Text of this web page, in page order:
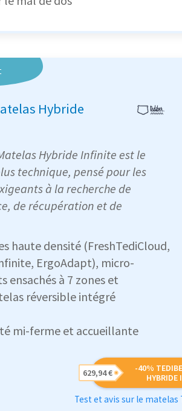
Hybride
Hybride Infinite est le
technique, pensé pour les
à la recherche de
de récupération et de
haute densité (FreshTediCloud,
ErgoAdapt), micro-
ensachés à 7 zones et
réversible intégré
mi-ferme et accueillante
-40%
HYBRIDE
629,94 €
Test et avis sur le